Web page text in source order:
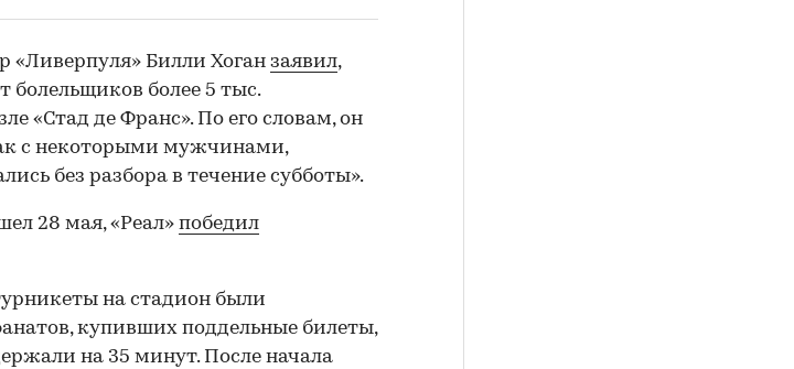
«Ливерпуля» Билли Хоган заявил,
болельщиков более 5 тыс.
«Стад де Франс». По его словам, он
с некоторыми мужчинами,
без разбора в течение субботы».
28 мая, «Реал» победил
на стадион были
купивших поддельные билеты,
на 35 минут. После начала